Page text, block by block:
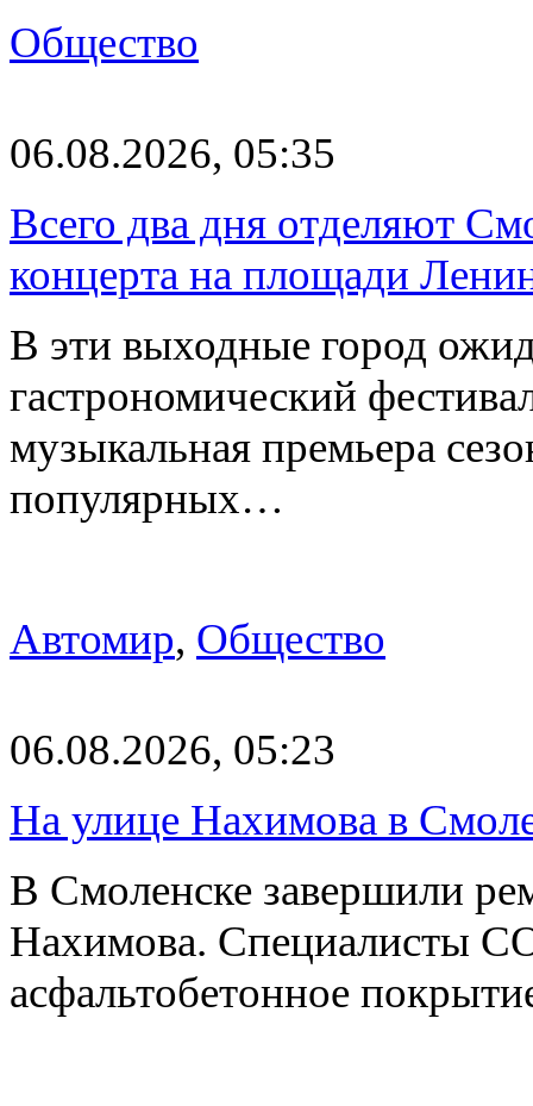
Общество
06.08.2026, 05:35
Всего два дня отделяют
концерта на площади
В эти выходные город
гастрономический
музыкальная премьера
популярных…
Автомир, Общество
06.08.2026, 05:23
На улице Нахимова в
В Смоленске завершили
Нахимова. Специалисты
асфальтобетонное